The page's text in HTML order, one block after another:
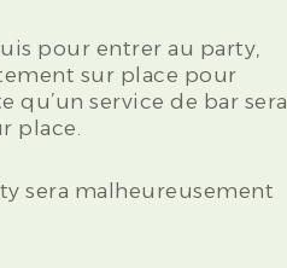
pour entrer au party,
sur place pour
qu’un service de bar sera
place.
sera malheureusement